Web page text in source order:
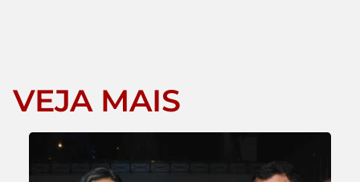
VEJA MAIS